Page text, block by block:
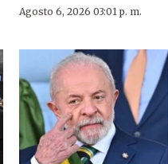
Agosto 6, 2026 03:01 p. m.